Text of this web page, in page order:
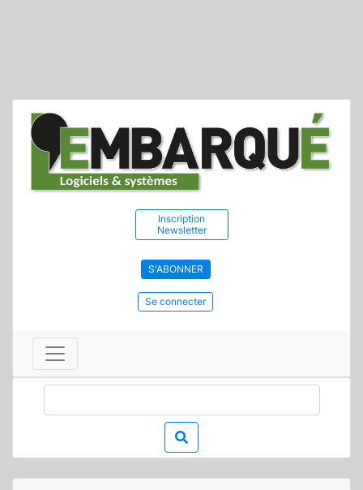
Inscription
Newsletter
S'ABONNER
Se connecter